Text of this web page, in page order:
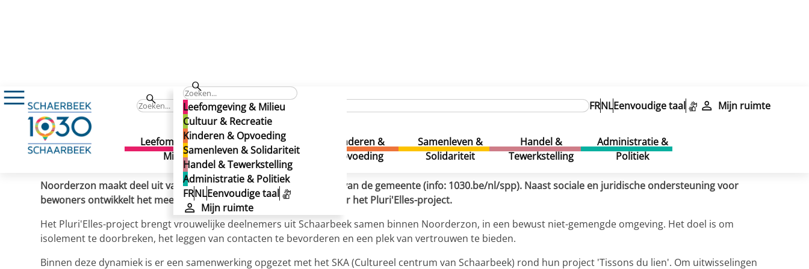
Leefomgeving & Milieu
Cultuur & Recreatie
Kinderen & Opvoeding
Samenleven & Solidariteit
Handel & Tewerkstelling
Administratie & Politiek
FRNLEenvoudige taal
Mijn ruimte
FRNLEenvoudige taal Mijn ruimte
Leefomgeving &
Milieu
Cultuur &
Recreatie
Kinderen &
Opvoeding
Samenleven &
Solidariteit
Handel &
Tewerkstelling
Administratie &
Politiek
‘Tissons du lien’: delen en creëren door borduren
‘Tissons du lien’: delen en creëren door borduren
‘Tissons du lien’: delen en creëren door borduren
Gepubliceerd op 01/06/2026
Noorderzon maakt deel uit van het Stedelijk Preventieprogramma van de gemeente (info: 1030.be/nl/spp). Naast sociale en juridische ondersteuning voor
bewoners ontwikkelt het meerdere collectieve projecten, waaronder het Pluri'Elles-project.
Het Pluri'Elles-project brengt vrouwelijke deelnemers uit Schaarbeek samen binnen Noorderzon, in een bewust niet-gemengde omgeving. Het doel is om
isolement te doorbreken, het leggen van contacten te bevorderen en een plek van vertrouwen te bieden.
Binnen deze dynamiek is er een samenwerking opgezet met het SKA (Cultureel centrum van Schaarbeek) rond hun project 'Tissons du lien'. Om uitwisselingen